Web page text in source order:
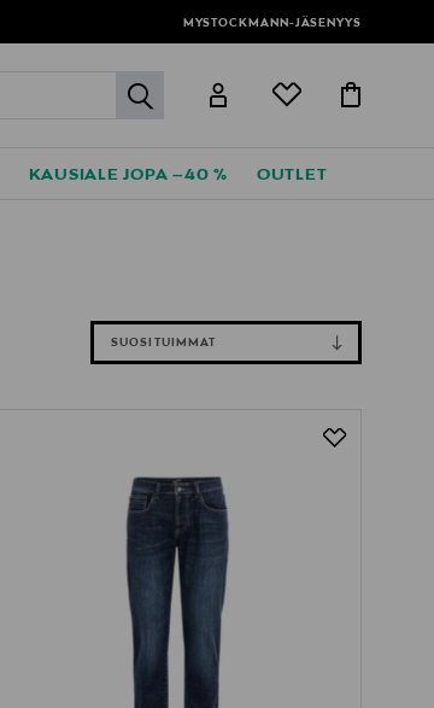
MYSTOCKMANN-JÄSENYYS
label.header.go
KAUSIALE JOPA –40 % OUTLET
SUOSITUIMMAT